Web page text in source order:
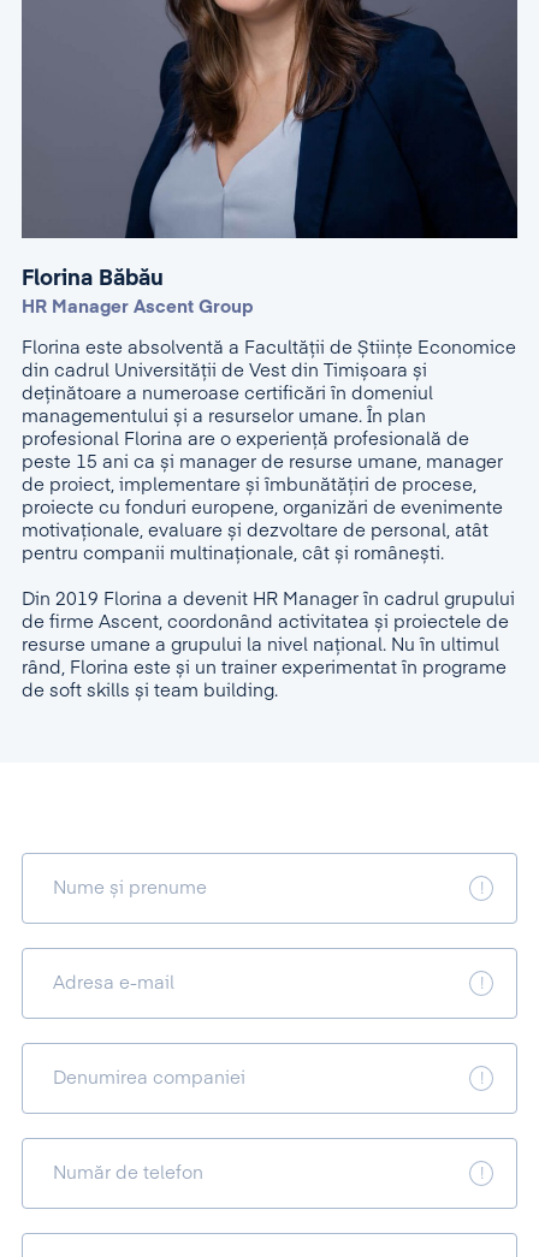
Florina Băbău
HR Manager Ascent Group
Florina este absolventă a Facultății de Științe Economice
din cadrul Universității de Vest din Timișoara și
deținătoare a numeroase certificări în domeniul
managementului și a resurselor umane. În plan
profesional Florina are o experiență profesională de
peste 15 ani ca și manager de resurse umane, manager
de proiect, implementare și îmbunătățiri de procese,
proiecte cu fonduri europene, organizări de evenimente
motivaționale, evaluare și dezvoltare de personal, atât
pentru companii multinaționale, cât și românești.
Din 2019 Florina a devenit HR Manager în cadrul grupului
de firme Ascent, coordonând activitatea și proiectele de
resurse umane a grupului la nivel național. Nu în ultimul
rând, Florina este și un trainer experimentat în programe
de soft skills și team building.
Nume și prenume
Adresa e-mail
Denumirea companiei
Număr de telefon